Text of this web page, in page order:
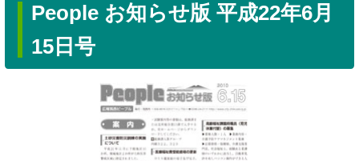
People お知らせ版 平成22年6月
15日号